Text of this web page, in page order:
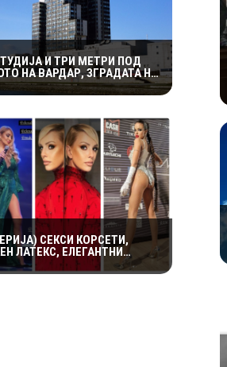
И ТРИ МЕТРИ ПОД
НА ВАРДАР, ЗГРАДАТА НА
БЕШЕ МЕЃУ НАЈУБАВИТЕ ВО
СЕКСИ КОРСЕТИ,
ЛАТЕКС, ЕЛЕГАНТНИ
ПЕСНИТЕ ПРОСЕЧНИ
МОДАТА НЕ ПОТФРЛИ